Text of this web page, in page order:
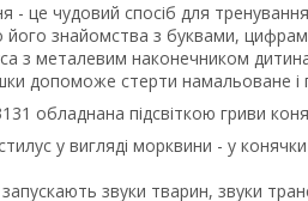
це чудовий спосіб для
його знайомства з буквами,
з металевим наконечником
допоможе стерти намальоване і
обладнана підсвіткою гриви
у вигляді морквини - у конячки
звуки тварин, звуки